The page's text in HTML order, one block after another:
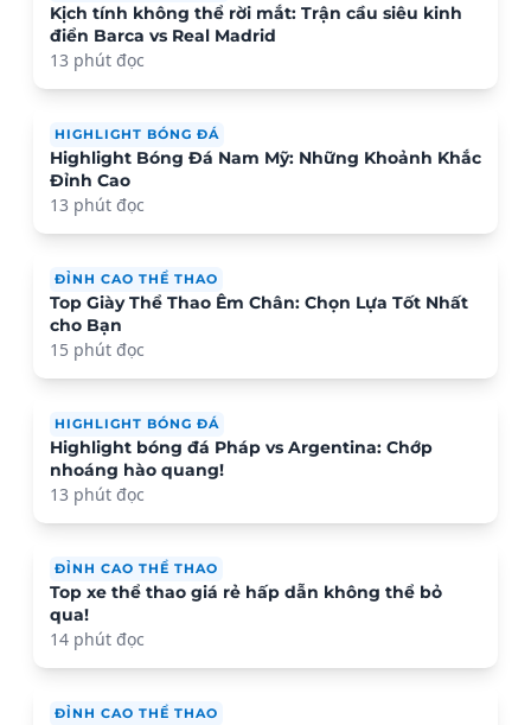
Kịch tính không thể rời mắt: Trận cầu siêu kinh
điển Barca vs Real Madrid
13 phút đọc
HIGHLIGHT BÓNG ĐÁ
Highlight Bóng Đá Nam Mỹ: Những Khoảnh Khắc
Đỉnh Cao
13 phút đọc
ĐỈNH CAO THỂ THAO
Top Giày Thể Thao Êm Chân: Chọn Lựa Tốt Nhất
cho Bạn
15 phút đọc
HIGHLIGHT BÓNG ĐÁ
Highlight bóng đá Pháp vs Argentina: Chớp
nhoáng hào quang!
13 phút đọc
ĐỈNH CAO THỂ THAO
Top xe thể thao giá rẻ hấp dẫn không thể bỏ
qua!
14 phút đọc
ĐỈNH CAO THỂ THAO